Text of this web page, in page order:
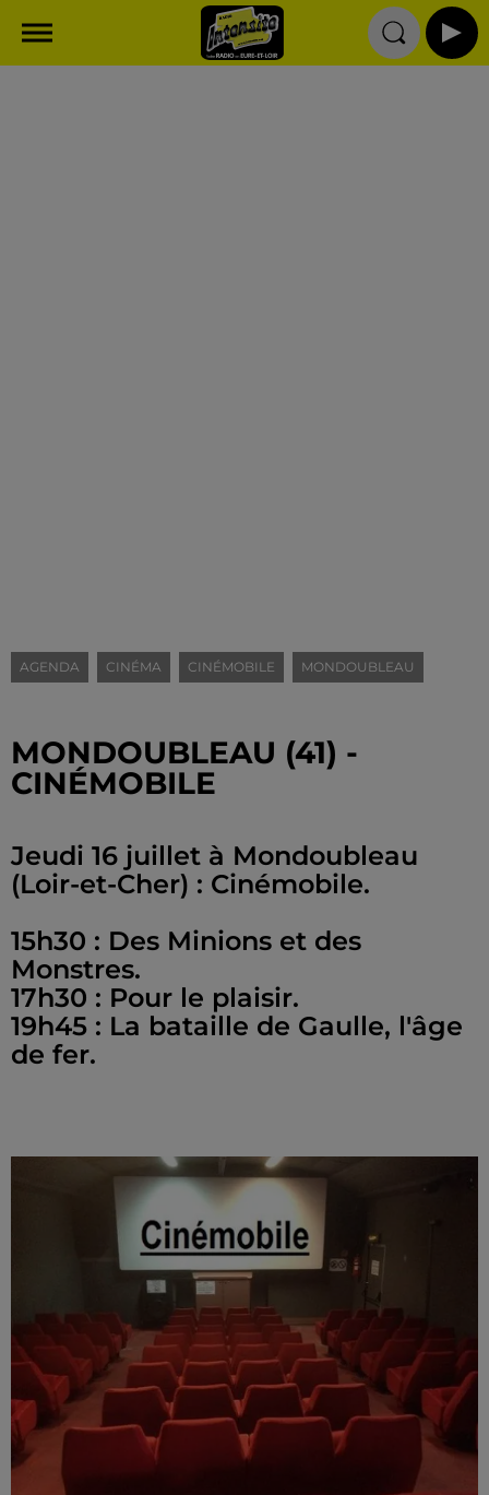
AGENDA CINÉMA CINÉMOBILE MONDOUBLEAU
MONDOUBLEAU (41) -
CINÉMOBILE
Jeudi 16 juillet à Mondoubleau
(Loir-et-Cher) : Cinémobile.
15h30 : Des Minions et des
Monstres.
17h30 : Pour le plaisir.
19h45 : La bataille de Gaulle, l'âge
de fer.